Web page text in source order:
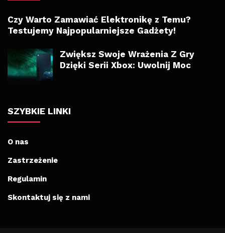
Czy Warto Zamawiać Elektronikę z Temu?
Testujemy Najpopularniejsze Gadżety!
Zwiększ Swoje Wrażenia Z Gry
Dzięki Serii Xbox: Uwolnij Moc
SZYBKIE LINKI
O nas
Zastrzeżenie
Regulamin
Skontaktuj się z nami